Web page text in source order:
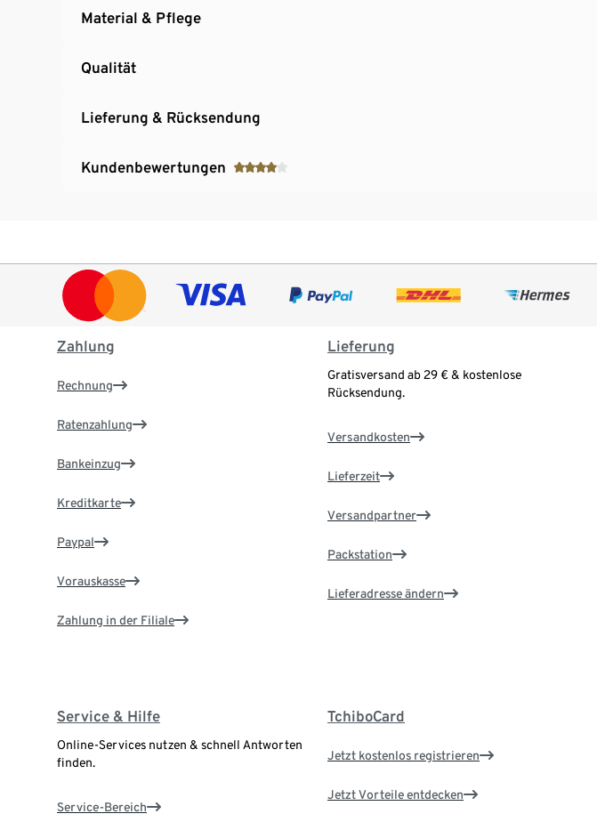
Material & Pflege
Qualität
Lieferung & Rücksendung
Kundenbewertungen
Zahlung
Rechnung
Ratenzahlung
Bankeinzug
Kreditkarte
Paypal
Vorauskasse
Zahlung in der Filiale
Lieferung
Gratisversand ab 29 € & kostenlose
Rücksendung.
Versandkosten
Lieferzeit
Versandpartner
Packstation
Lieferadresse ändern
Service & Hilfe
Online-Services nutzen & schnell Antworten
finden.
Service-Bereich
TchiboCard
Jetzt kostenlos registrieren
Jetzt Vorteile entdecken